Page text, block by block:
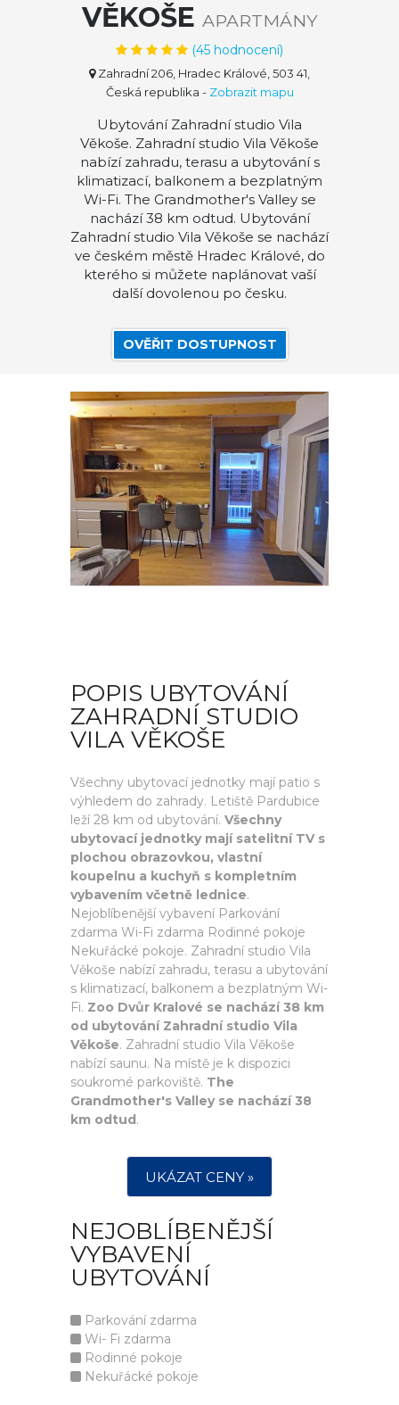
VĚKOŠE APARTMÁNY
(45 hodnocení)
Zahradní 206, Hradec Králové, 503 41,
Česká republika - Zobrazit mapu
Ubytování Zahradní studio Vila
Věkoše. Zahradní studio Vila Věkoše
nabízí zahradu, terasu a ubytování s
klimatizací, balkonem a bezplatným
Wi-Fi. The Grandmother's Valley se
nachází 38 km odtud. Ubytování
Zahradní studio Vila Věkoše se nachází
ve českém městě Hradec Králové, do
kterého si můžete naplánovat vaší
další dovolenou po česku.
OVĚŘIT DOSTUPNOST
POPIS UBYTOVÁNÍ
ZAHRADNÍ STUDIO
VILA VĚKOŠE
Všechny ubytovací jednotky mají patio s
výhledem do zahrady. Letiště Pardubice
leží 28 km od ubytování. Všechny
ubytovací jednotky mají satelitní TV s
plochou obrazovkou, vlastní
koupelnu a kuchyň s kompletním
vybavením včetně lednice.
Nejoblíbenější vybavení Parkování
zdarma Wi-Fi zdarma Rodinné pokoje
Nekuřácké pokoje. Zahradní studio Vila
Věkoše nabízí zahradu, terasu a ubytování
s klimatizací, balkonem a bezplatným Wi-
Fi. Zoo Dvůr Kralové se nachází 38 km
od ubytování Zahradní studio Vila
Věkoše. Zahradní studio Vila Věkoše
nabízí saunu. Na místě je k dispozici
soukromé parkoviště. The
Grandmother's Valley se nachází 38
km odtud.
UKÁZAT CENY »
NEJOBLÍBENĚJŠÍ
VYBAVENÍ
UBYTOVÁNÍ
Parkování zdarma
Wi- Fi zdarma
Rodinné pokoje
Nekuřácké pokoje